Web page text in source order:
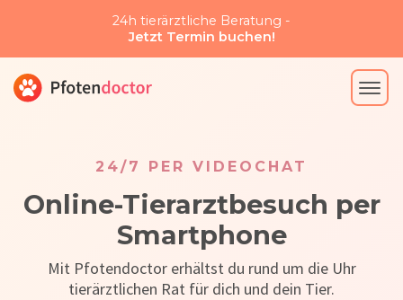
24h tierärztliche Beratung -
Jetzt Termin buchen!
24/7 PER VIDEOCHAT
Online-Tierarztbesuch per
Smartphone
Mit Pfotendoctor erhältst du rund um die Uhr
tierärztlichen Rat für dich und dein Tier.